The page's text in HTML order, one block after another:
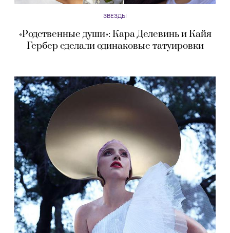
ЗВЕЗДЫ
«Родственные души»: Кара Делевинь и Кайя
Гербер сделали одинаковые татуировки